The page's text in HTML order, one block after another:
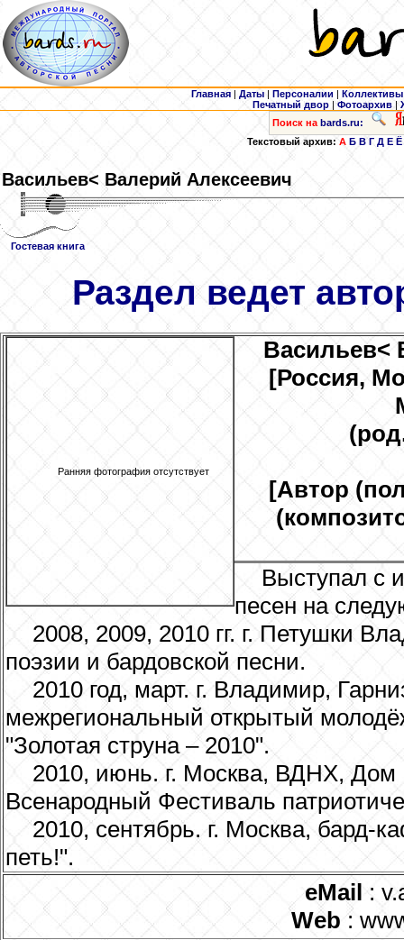
Главная | Даты | Персоналии | Коллективы
Печатный двор |Фотоархив |
Поиск на bards.ru:
Текстовый архив:А Б В Г Д Е Ё
Васильев< Валерий Алексеевич
Гостевая книга
Раздел ведет
Ранняя фотография отсутствует
Васильев<
[Россия,
[Автор
Выступал с
песен на
2008, 2009, 2010 гг. г. Петушки
поэзии и бардовской песни.
2010 год, март. г. Владимир,
межрегиональный открытый
"Золотая струна – 2010".
2010, июнь. г. Москва, ВДНХ, Дом
Всенародный Фестиваль
2010, сентябрь. г. Москва, бард-
петь!".
eMail :
Web :